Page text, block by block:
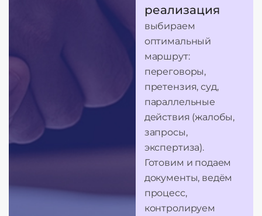
реализация
выбираем
оптимальный
маршрут:
переговоры,
претензия, суд,
параллельные
действия (жалобы,
запросы,
экспертиза).
Готовим и подаем
документы, ведём
процесс,
контролируем